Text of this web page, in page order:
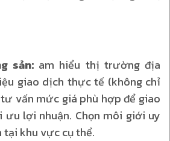
sản:am hiểu thị trường địa
giao dịch thực tế (không chỉ
vấn mức giá phù hợp để giao
ưu lợi nhuận. Chọn môi giới uy
khu vực cụ thể.